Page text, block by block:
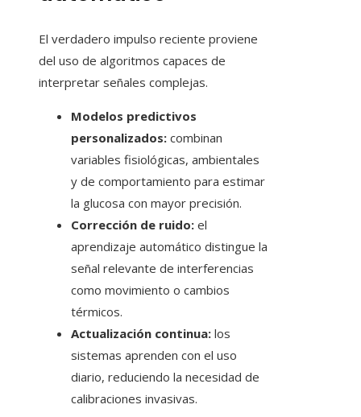
El verdadero impulso reciente proviene
del uso de algoritmos capaces de
interpretar señales complejas.
Modelos predictivos
personalizados: combinan
variables fisiológicas, ambientales
y de comportamiento para estimar
la glucosa con mayor precisión.
Corrección de ruido: el
aprendizaje automático distingue la
señal relevante de interferencias
como movimiento o cambios
térmicos.
Actualización continua: los
sistemas aprenden con el uso
diario, reduciendo la necesidad de
calibraciones invasivas.